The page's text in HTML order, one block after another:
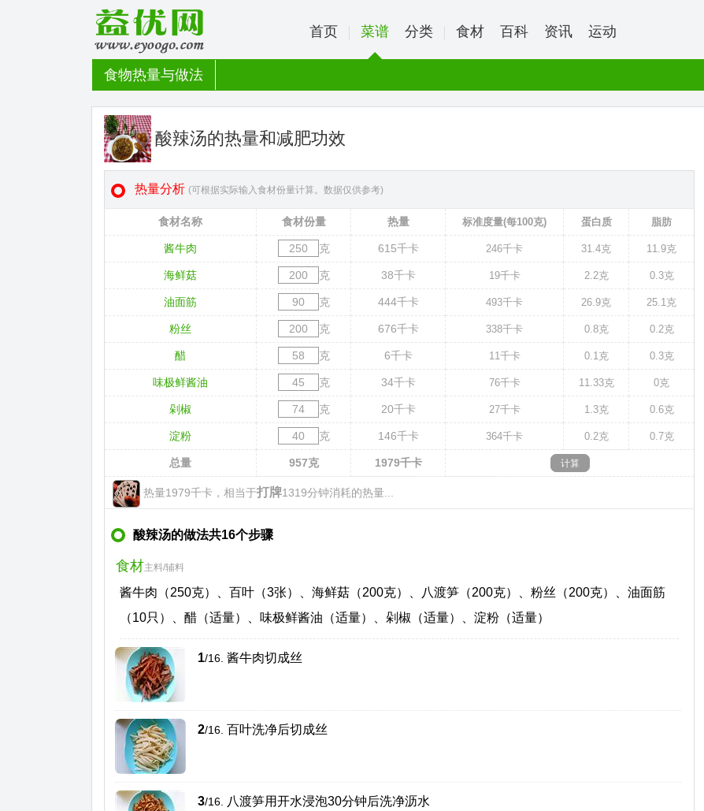
首页 菜谱 分类 食材 百科 资讯 运动
食物热量与做法
酸辣汤的热量和减肥功效
热量分析 (可根据实际输入食材份量计算。数据仅供参考)
食材名称 食材份量 热量 标准度量(每100克) 蛋白质 脂肪
酱牛肉 克 615千卡 246千卡 31.4克 11.9克
海鲜菇 克 38千卡 19千卡 2.2克 0.3克
油面筋 克 444千卡 493千卡 26.9克 25.1克
粉丝 克 676千卡 338千卡 0.8克 0.2克
醋 克 6千卡 11千卡 0.1克 0.3克
味极鲜酱油 克 34千卡 76千卡 11.33克 0克
剁椒 克 20千卡 27千卡 1.3克 0.6克
淀粉 克 146千卡 364千卡 0.2克 0.7克
总量 957克 1979千卡
热量1979千卡，相当于打牌1319分钟消耗的热量...
酸辣汤的做法共16个步骤
食材主料/辅料
酱牛肉（250克）、百叶（3张）、海鲜菇（200克）、八渡笋（200克）、粉丝（200克）、油面筋
（10只）、醋（适量）、味极鲜酱油（适量）、剁椒（适量）、淀粉（适量）
1/16. 酱牛肉切成丝
2/16. 百叶洗净后切成丝
3/16. 八渡笋用开水浸泡30分钟后洗净沥水